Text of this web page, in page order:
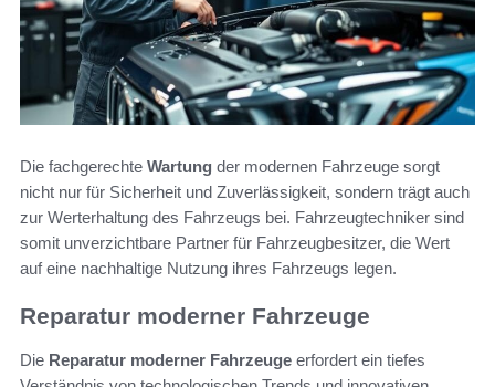
Die fachgerechte Wartung der modernen Fahrzeuge sorgt
nicht nur für Sicherheit und Zuverlässigkeit, sondern trägt auch
zur Werterhaltung des Fahrzeugs bei. Fahrzeugtechniker sind
somit unverzichtbare Partner für Fahrzeugbesitzer, die Wert
auf eine nachhaltige Nutzung ihres Fahrzeugs legen.
Reparatur moderner Fahrzeuge
Die Reparatur moderner Fahrzeuge erfordert ein tiefes